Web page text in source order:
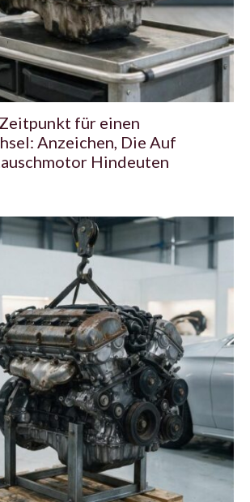
für einen
Anzeichen, Die Auf
Hindeuten